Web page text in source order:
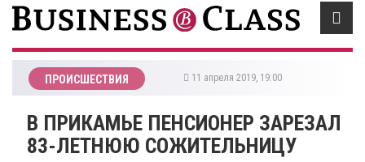
ПРОИСШЕСТВИЯ 11 апреля 2019, 19:00
В ПРИКАМЬЕ ПЕНСИОНЕР ЗАРЕЗАЛ
83-ЛЕТНЮЮ СОЖИТЕЛЬНИЦУ